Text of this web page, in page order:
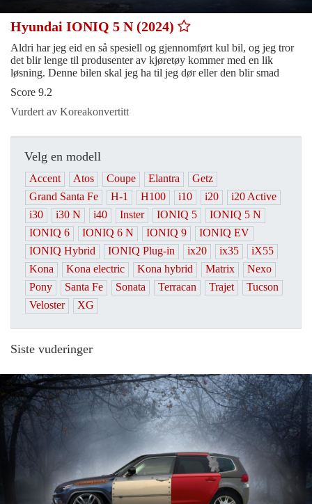
Hyundai IONIQ 5 N (2024)
Aldri har jeg eid en så spesiell og gjennomført kul bil, og jeg tror
det blir lenge til produsenter av kjøretøy kommer med en lik
løsning. Denne bilen skal jeg ha til jeg dør eller den blir smad
Score 9.2
Vurdert av Koreakonvertitt
Velg en modell
Accent Atos Coupe Elantra
Getz
Grand Santa Fe
H-1 H100 i10 i20
i20 Active
i30
i30 N i40 Inster IONIQ 5
IONIQ 5 N
IONIQ 6
IONIQ 6 N IONIQ 9
IONIQ EV
IONIQ Hybrid
IONIQ Plug-in ix20 ix35
iX55
Kona
Kona electric Kona hybrid Matrix
Nexo
Pony
Santa Fe Sonata Terracan Trajet
Tucson
Veloster
XG
Siste vuderinger